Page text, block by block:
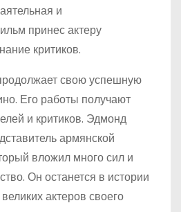
и
принес актеру
критиков.
свою успешную
Его работы получают
и критиков. Эдмонд
армянской
вложил много сил и
Он останется в истории
актеров своего